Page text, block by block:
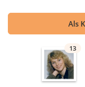
Als
13